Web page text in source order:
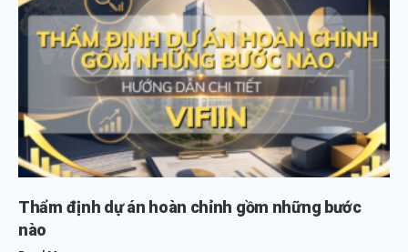
Thẩm định dự án hoàn chỉnh gồm những bước
nào